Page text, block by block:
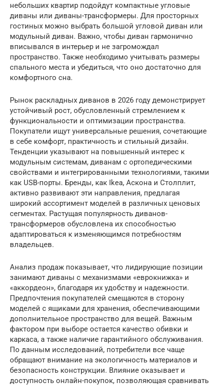
небольших квартир подойдут компактные угловые
диваны или диваны-трансформеры. Для просторных
гостиных можно выбрать большой угловой диван или
модульный диван. Важно, чтобы диван гармонично
вписывался в интерьер и не загромождал
пространство. Также необходимо учитывать размеры
спального места и убедиться, что оно достаточно для
комфортного сна.
Рынок раскладных диванов в 2026 году демонстрирует
устойчивый рост, обусловленный стремлением к
функциональности и оптимизации пространства.
Покупатели ищут универсальные решения, сочетающие
в себе комфорт, практичность и стильный дизайн.
Тенденции указывают на повышенный интерес к
модульным системам, диванам с ортопедическими
свойствами и интегрированными технологиями, такими
как USB-порты. Бренды, как Ikea, Аскона и Столплит,
активно развивают эти направления, предлагая
широкий ассортимент моделей в различных ценовых
сегментах. Растущая популярность диванов-
трансформеров обусловлена их способностью
адаптироваться к изменяющимся потребностям
владельцев.
Анализ продаж показывает, что лидирующие позиции
занимают диваны с механизмами «еврокнижка» и
«аккордеон», благодаря их удобству и надежности.
Предпочтения покупателей смещаются в сторону
моделей с ящиками для хранения, обеспечивающими
дополнительное пространство для вещей. Важным
фактором при выборе остается качество обивки и
каркаса, а также наличие гарантийного обслуживания.
По данным исследований, потребители все чаще
обращают внимание на экологичность материалов и
безопасность конструкции. Влияние оказывает и
доступность онлайн-покупок, позволяющая сравнивать